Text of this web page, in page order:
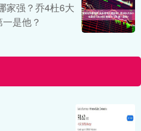
家强？乔4杜6大
是他？